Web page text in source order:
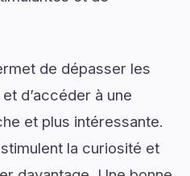
de dépasser les
d’accéder à une
et plus intéressante.
la curiosité et